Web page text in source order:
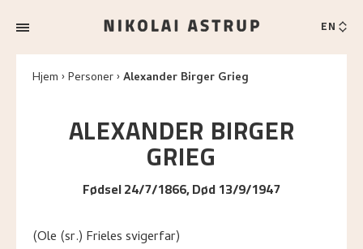
EN
Hjem Personer Alexander Birger Grieg
ALEXANDER BIRGER
GRIEG
Fødsel 24/7/1866, Død 13/9/1947
(Ole (sr.) Frieles svigerfar)